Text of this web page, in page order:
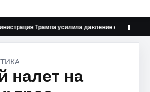
Трампа усилила давление на американские
Ⅱ
налет на